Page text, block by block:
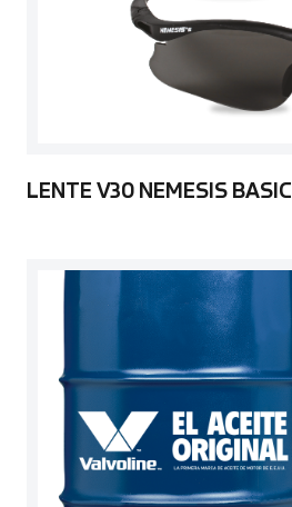
LENTE V30 NEMESIS BASIC